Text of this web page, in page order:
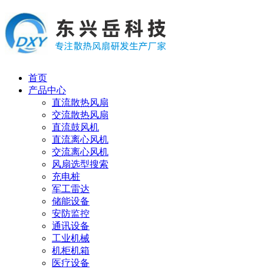
首页
产品中心
直流散热风扇
交流散热风扇
直流鼓风机
直流离心风机
交流离心风机
风扇选型搜索
充电桩
军工雷达
储能设备
安防监控
通讯设备
工业机械
机柜机箱
医疗设备